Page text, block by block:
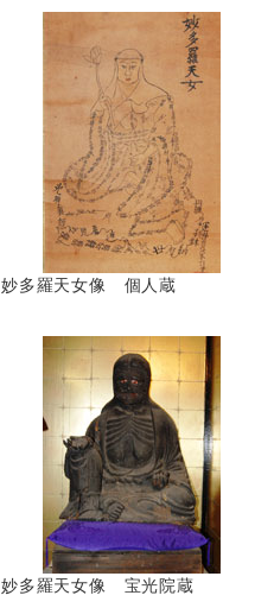
妙多羅天女像 個人蔵
妙多羅天女像 宝光院蔵